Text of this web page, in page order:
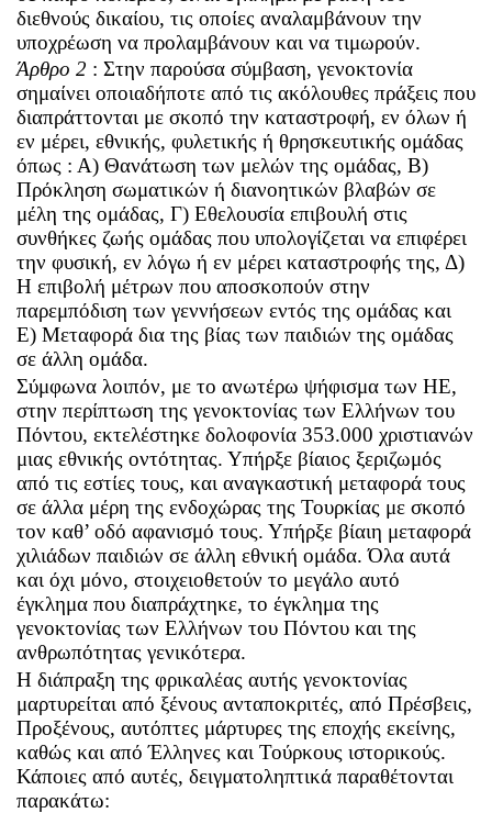
διεθνούς δικαίου, τις οποίες αναλαμβάνουν την
υποχρέωση να προλαμβάνουν και να τιμωρούν.
Άρθρο 2 : Στην παρούσα σύμβαση, γενοκτονία
σημαίνει οποιαδήποτε από τις ακόλουθες πράξεις που
διαπράττονται με σκοπό την καταστροφή, εν όλων ή
εν μέρει, εθνικής, φυλετικής ή θρησκευτικής ομάδας
όπως : Α) Θανάτωση των μελών της ομάδας, Β)
Πρόκληση σωματικών ή διανοητικών βλαβών σε
μέλη της ομάδας, Γ) Εθελουσία επιβουλή στις
συνθήκες ζωής ομάδας που υπολογίζεται να επιφέρει
την φυσική, εν λόγω ή εν μέρει καταστροφής της, Δ)
Η επιβολή μέτρων που αποσκοπούν στην
παρεμπόδιση των γεννήσεων εντός της ομάδας και
Ε) Μεταφορά δια της βίας των παιδιών της ομάδας
σε άλλη ομάδα.
Σύμφωνα λοιπόν, με το ανωτέρω ψήφισμα των ΗΕ,
στην περίπτωση της γενοκτονίας των Ελλήνων του
Πόντου, εκτελέστηκε δολοφονία 353.000 χριστιανών
μιας εθνικής οντότητας. Υπήρξε βίαιος ξεριζωμός
από τις εστίες τους, και αναγκαστική μεταφορά τους
σε άλλα μέρη της ενδοχώρας της Τουρκίας με σκοπό
τον καθ’ οδό αφανισμό τους. Υπήρξε βίαιη μεταφορά
χιλιάδων παιδιών σε άλλη εθνική ομάδα. Όλα αυτά
και όχι μόνο, στοιχειοθετούν το μεγάλο αυτό
έγκλημα που διαπράχτηκε, το έγκλημα της
γενοκτονίας των Ελλήνων του Πόντου και της
ανθρωπότητας γενικότερα.
Η διάπραξη της φρικαλέας αυτής γενοκτονίας
μαρτυρείται από ξένους ανταποκριτές, από Πρέσβεις,
Προξένους, αυτόπτες μάρτυρες της εποχής εκείνης,
καθώς και από Έλληνες και Τούρκους ιστορικούς.
Κάποιες από αυτές, δειγματοληπτικά παραθέτονται
παρακάτω: